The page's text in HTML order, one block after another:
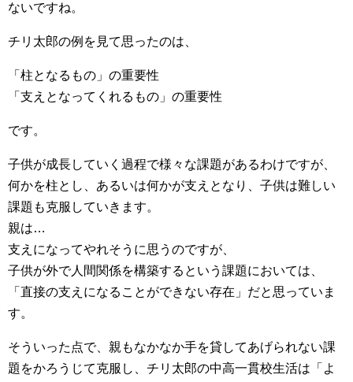
ないですね。
チリ太郎の例を見て思ったのは、
「柱となるもの」の重要性
「支えとなってくれるもの」の重要性
です。
子供が成長していく過程で様々な課題があるわけですが、
何かを柱とし、あるいは何かが支えとなり、子供は難しい
課題も克服していきます。
親は…
支えになってやれそうに思うのですが、
子供が外で人間関係を構築するという課題においては、
「直接の支えになることができない存在」だと思っていま
す。
そういった点で、親もなかなか手を貸してあげられない課
題をかろうじて克服し、チリ太郎の中高一貫校生活は「よ